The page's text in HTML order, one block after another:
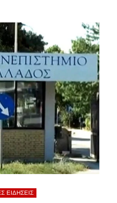
ΕΙΔΗΣΕΙΣ